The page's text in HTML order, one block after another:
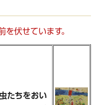
伏せています。
たちをおい